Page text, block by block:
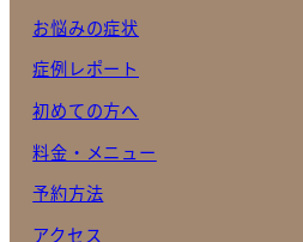
お悩みの症状
症例レポート
初めての方へ
料金・メニュー
予約方法
アクセス